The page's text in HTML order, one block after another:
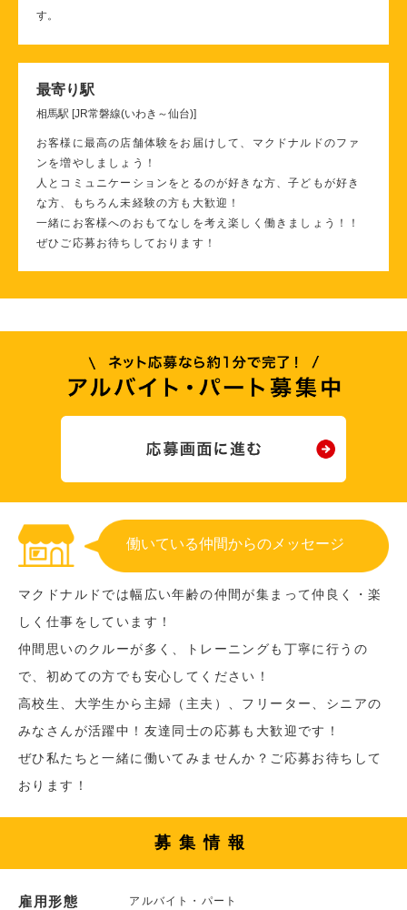
す。
最寄り駅
相馬駅 [JR常磐線(いわき～仙台)]
お客様に最高の店舗体験をお届けして、マクドナルドのファ
ンを増やしましょう！
人とコミュニケーションをとるのが好きな方、子どもが好き
な方、もちろん未経験の方も大歓迎！
一緒にお客様へのおもてなしを考え楽しく働きましょう！！
ぜひご応募お待ちしております！
働いている仲間からのメッセージ
マクドナルドでは幅広い年齢の仲間が集まって仲良く・楽
しく仕事をしています！
仲間思いのクルーが多く、トレーニングも丁寧に行うの
で、初めての方でも安心してください！
高校生、大学生から主婦（主夫）、フリーター、シニアの
みなさんが活躍中！友達同士の応募も大歓迎です！
ぜひ私たちと一緒に働いてみませんか？ご応募お待ちして
おります！
募集情報
雇用形態 アルバイト・パート